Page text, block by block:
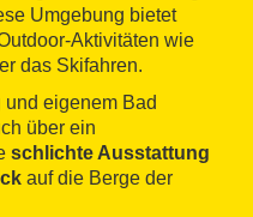
Umgebung bietet
Aktivitäten wie
das Skifahren.
eigenem Bad
über ein
schlichte Ausstattung
auf die Berge der